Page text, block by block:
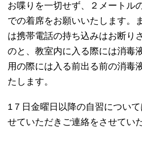
お喋りを一切せず、２メートル
での着席をお願いいたします。
は携帯電話の持ち込みはお断り
のと、教室内に入る際には消毒
用の際には入る前出る前の消毒
たします。
1７日金曜日以降の自習につい
せていただきご連絡をさせてい